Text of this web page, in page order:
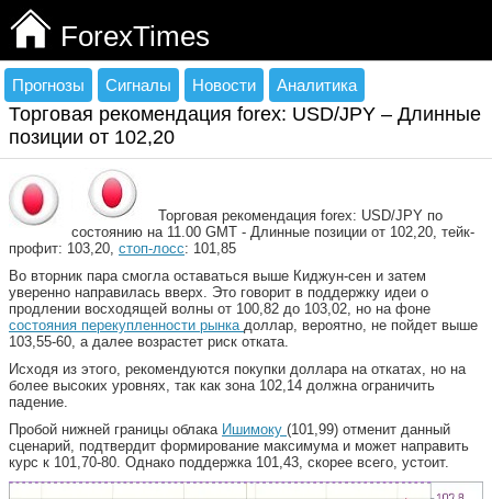
ForexTimes
Прогнозы Сигналы Новости Аналитика
Торговая рекомендация forex: USD/JPY – Длинные
позиции от 102,20
Торговая рекомендация forex: USD/JPY по
состоянию на 11.00 GMT - Длинные позиции от 102,20, тейк-
профит: 103,20, стоп-лосс: 101,85
Во вторник пара смогла оставаться выше Киджун-сен и затем
уверенно направилась вверх. Это говорит в поддержку идеи о
продлении восходящей волны от 100,82 до 103,02, но на фоне
состояния перекупленности рынка доллар, вероятно, не пойдет выше
103,55-60, а далее возрастет риск отката.
Исходя из этого, рекомендуются покупки доллара на откатах, но на
более высоких уровнях, так как зона 102,14 должна ограничить
падение.
Пробой нижней границы облака Ишимоку (101,99) отменит данный
сценарий, подтвердит формирование максимума и может направить
курс к 101,70-80. Однако поддержка 101,43, скорее всего, устоит.